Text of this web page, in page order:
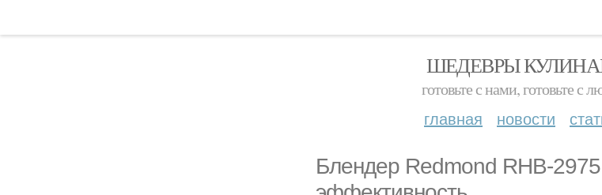
ШЕДЕВРЫ
готовьте с нами, готовьте с
главная новости
Блендер Redmond RHB-